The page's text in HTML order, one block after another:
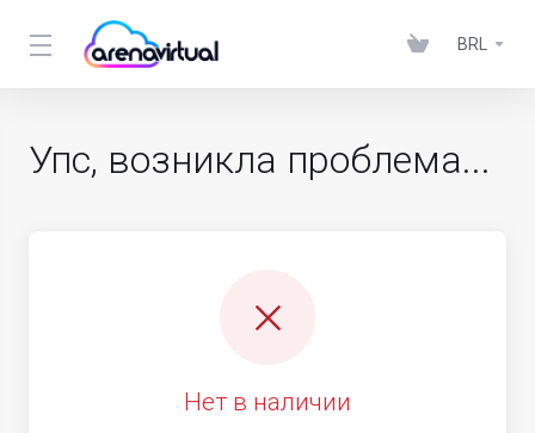
BRL
Упс, возникла проблема...
Нет в наличии